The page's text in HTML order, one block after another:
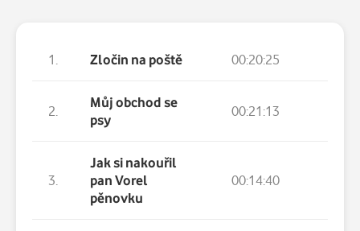
1. Zločin na poště 00:20:25
2.
Můj obchod se
psy
00:21:13
3.
Jak si nakouřil
pan Vorel
pěnovku
00:14:40